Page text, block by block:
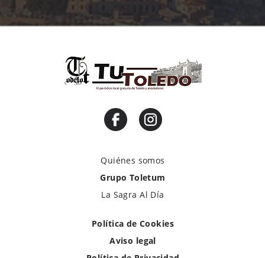
Quiénes somos
Grupo Toletum
La Sagra Al Día
Política de Cookies
Aviso legal